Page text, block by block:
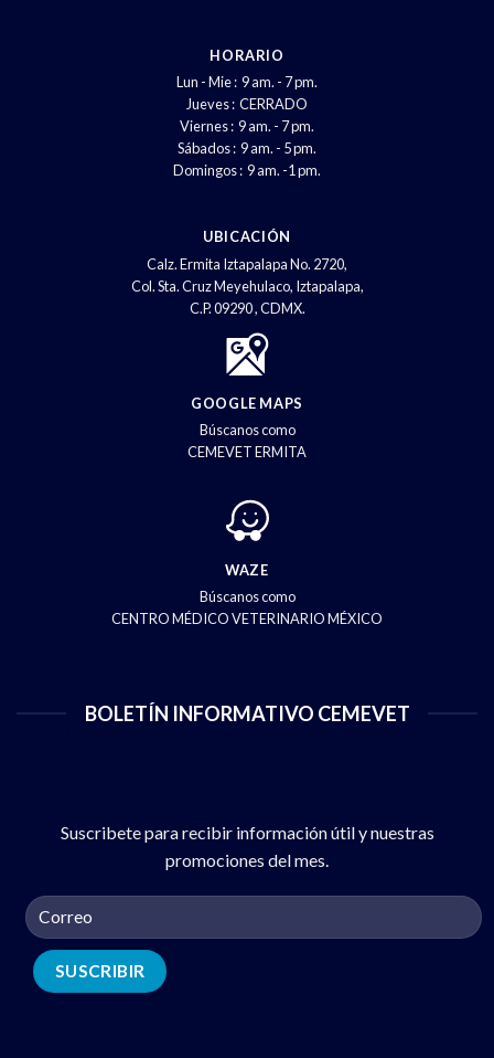
HORARIO
Lun - Mie : 9 am. - 7 pm.
Jueves : CERRADO
Viernes : 9 am. - 7 pm.
Sábados : 9 am. - 5 pm.
Domingos : 9 am. -1 pm.
UBICACIÓN
Calz. Ermita Iztapalapa No. 2720,
Col. Sta. Cruz Meyehulaco, Iztapalapa,
C.P. 09290 , CDMX.
GOOGLE MAPS
Búscanos como
CEMEVET ERMITA
WAZE
Búscanos como
CENTRO MÉDICO VETERINARIO MÉXICO
BOLETÍN INFORMATIVO CEMEVET
Suscribete para recibir información útil y nuestras
promociones del mes.